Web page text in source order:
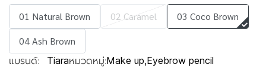
01 Natural Brown 02 Caramel
03 Coco Brown
04 Ash Brown
แบรนด์: Tiaraหมวดหมู่:Make up,Eyebrow pencil